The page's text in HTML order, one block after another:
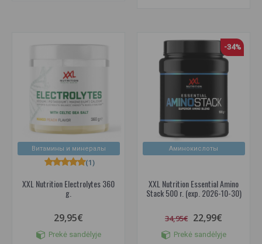
Витамины и минералы
XXL Nutrition Electrolytes 360
g.
(1)
29,95€
Prekė sandėlyje
Аминокислоты
-34%
XXL Nutrition Essential Amino
Stack 500 г. (exp. 2026-10-30)
34,95€ 22,99€
Prekė sandėlyje